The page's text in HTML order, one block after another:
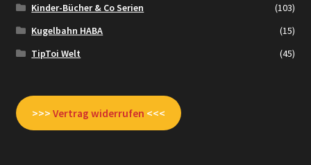
Kinder-Bücher & Co Serien
(103)
Kugelbahn HABA
(15)
TipToi Welt
(45)
>>> Vertrag widerrufen <<<